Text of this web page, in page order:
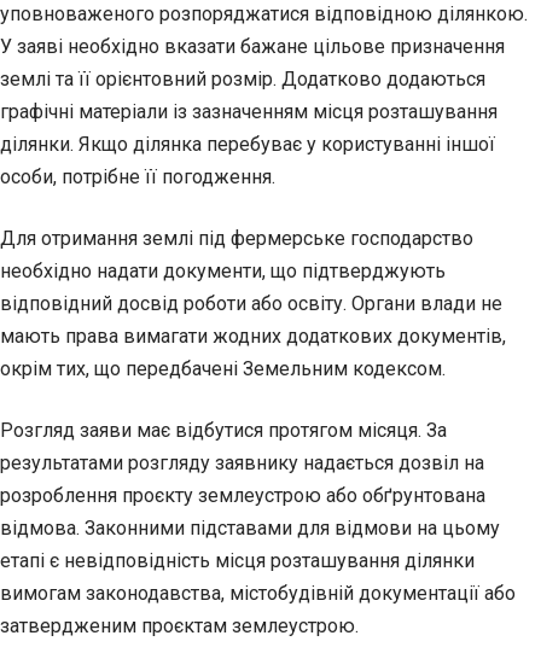
уповноваженого розпоряджатися відповідною ділянкою.
У заяві необхідно вказати бажане цільове призначення
землі та її орієнтовний розмір. Додатково додаються
графічні матеріали із зазначенням місця розташування
ділянки. Якщо ділянка перебуває у користуванні іншої
особи, потрібне її погодження.
Для отримання землі під фермерське господарство
необхідно надати документи, що підтверджують
відповідний досвід роботи або освіту. Органи влади не
мають права вимагати жодних додаткових документів,
окрім тих, що передбачені Земельним кодексом.
Розгляд заяви має відбутися протягом місяця. За
результатами розгляду заявнику надається дозвіл на
розроблення проєкту землеустрою або обґрунтована
відмова. Законними підставами для відмови на цьому
етапі є невідповідність місця розташування ділянки
вимогам законодавства, містобудівній документації або
затвердженим проєктам землеустрою.